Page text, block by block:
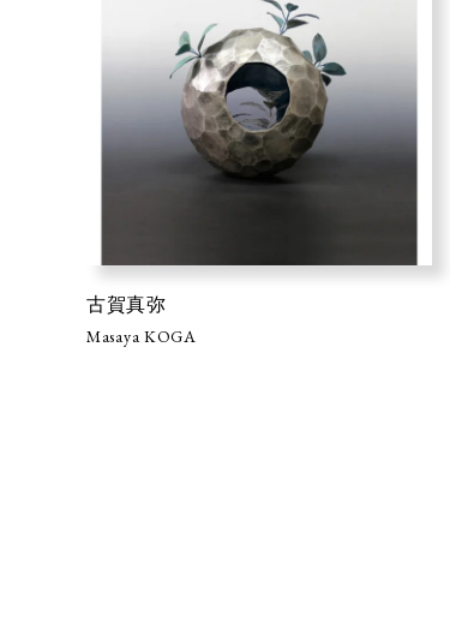
古賀真弥
Masaya KOGA